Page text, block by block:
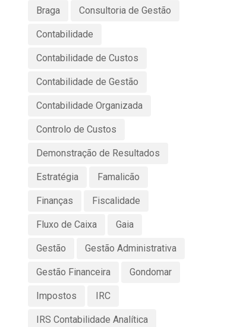
Braga Consultoria de Gestão
Contabilidade
Contabilidade de Custos
Contabilidade de Gestão
Contabilidade Organizada
Controlo de Custos
Demonstração de Resultados
Estratégia Famalicão
Finanças Fiscalidade
Fluxo de Caixa Gaia
Gestão Gestão Administrativa
Gestão Financeira Gondomar
Impostos IRC
IRS Contabilidade Analítica